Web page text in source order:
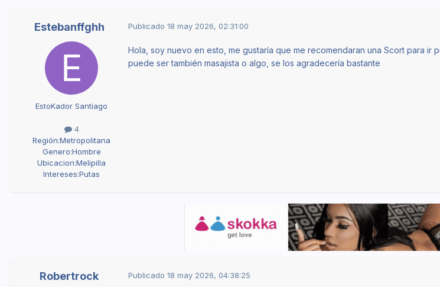
Estebanffghh
EstoKador Santiago
4
Región:Metropolitana
Genero:Hombre
Ubicacion:Melipilla
Intereses:Putas
Publicado 18 may 2026, 02:31:00
Hola, soy nuevo en esto, me gustaría que me recomendaran una Scort para ir
puede ser también masajista o algo, se los agradecería bastante
Robertrock Publicado 18 may 2026, 04:38:25